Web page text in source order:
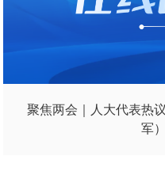
聚焦两会｜人大代表热
军）